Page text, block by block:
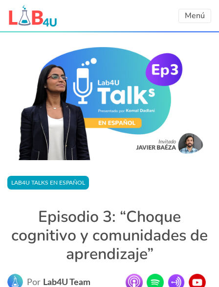
Menú
LAB4U TALKS EN ESPAÑOL
Episodio 3: “Choque
cognitivo y comunidades de
aprendizaje”
Por Lab4U Team